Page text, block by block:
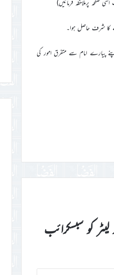
صفحہ پرملاحظہ فرمائیں)
پیارے امام سے متفرق امور کی
کو سبسکرائب